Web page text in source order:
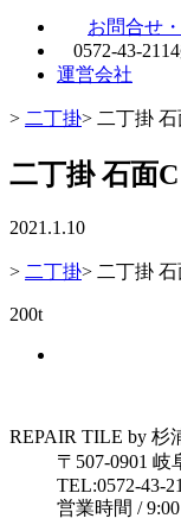
お問合せ
0572-43-2114
運営会社
> 二丁掛> 二丁掛 石
二丁掛 石面C
2021.1.10
> 二丁掛> 二丁掛 石
200t
REPAIR TILE by 杉
〒507-0901 岐
TEL:0572-43-
営業時間 /